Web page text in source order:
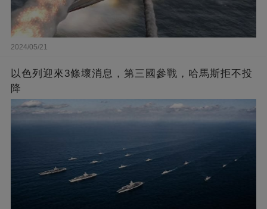
2024/05/21
以色列迎來3條壞消息，第三國參戰，哈馬斯拒不投
降